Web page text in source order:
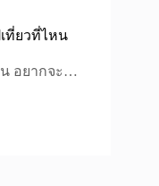
ที่ยวที่ไหน
อยากจะ…